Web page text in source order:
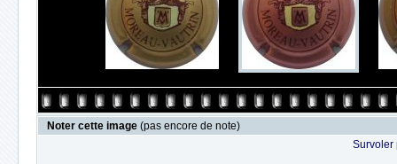
Noter cette image (pas encore de note)
Survoler